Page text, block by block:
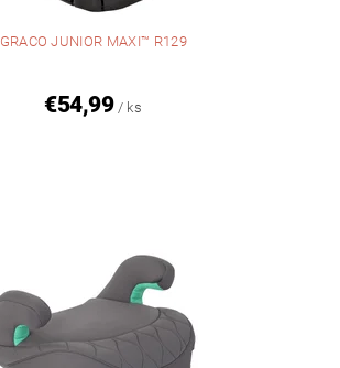
GRACO JUNIOR MAXI™ R129
€54,99 / ks